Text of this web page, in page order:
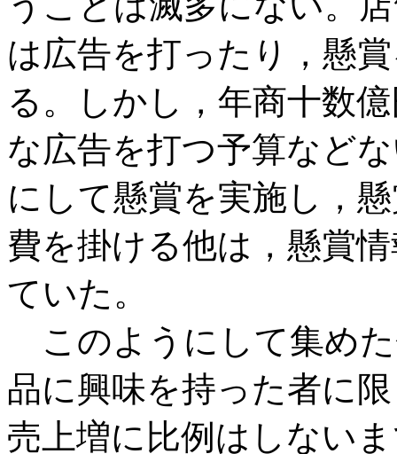
は広告を打ったり，懸
る。しかし，年商十数
な広告を打つ予算など
にして懸賞を実施し，
費を掛ける他は，懸賞
ていた。
このようにして集め
品に興味を持った者に
売上増に比例はしない